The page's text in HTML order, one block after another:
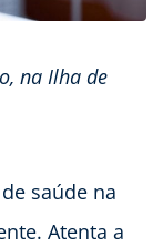
na Ilha de
saúde na
Atenta a